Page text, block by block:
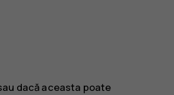
dacă aceasta poate